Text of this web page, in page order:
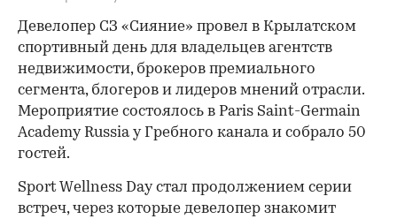
Девелопер СЗ «Сияние» провел в Крылатском
спортивный день для владельцев агентств
недвижимости, брокеров премиального
сегмента, блогеров и лидеров мнений отрасли.
Мероприятие состоялось в Paris Saint-Germain
Academy Russia у Гребного канала и собрало 50
гостей.
Sport Wellness Day стал продолжением серии
встреч, через которые девелопер знакомит